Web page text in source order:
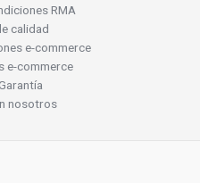
RMA
calidad
e-commerce
e-commerce
nosotros